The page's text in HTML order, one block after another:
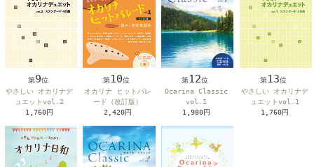
第9位
やさしい オカリナデ
ュエットvol.2
1,760円
第10位
オカリナ ヒットパレ
ード（改訂版）
2,420円
第12位
Ocarina Classic
vol.1
1,980円
第13位
やさしい オカリナデ
ュエットvol.1
1,760円